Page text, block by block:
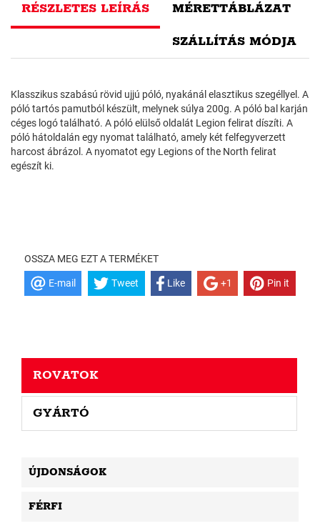
RÉSZLETES LEÍRÁS MÉRETTÁBLÁZAT
SZÁLLÍTÁS MÓDJA
Klasszikus szabású rövid ujjú póló, nyakánál elasztikus szegéllyel. A
póló tartós pamutból készült, melynek súlya 200g. A póló bal karján
céges logó található. A póló elülső oldalát Legion felirat díszíti. A
póló hátoldalán egy nyomat található, amely két felfegyverzett
harcost ábrázol. A nyomatot egy Legions of the North felirat
egészít ki.
OSSZA MEG EZT A TERMÉKET
E-mail Tweet Like +1 Pin it
ROVATOK
GYÁRTÓ
ÚJDONSÁGOK
FÉRFI